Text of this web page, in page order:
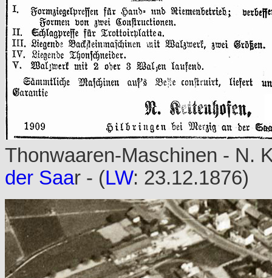
Thonwaaren-Maschinen - N.
der Saar - (LW: 23.12.1876)